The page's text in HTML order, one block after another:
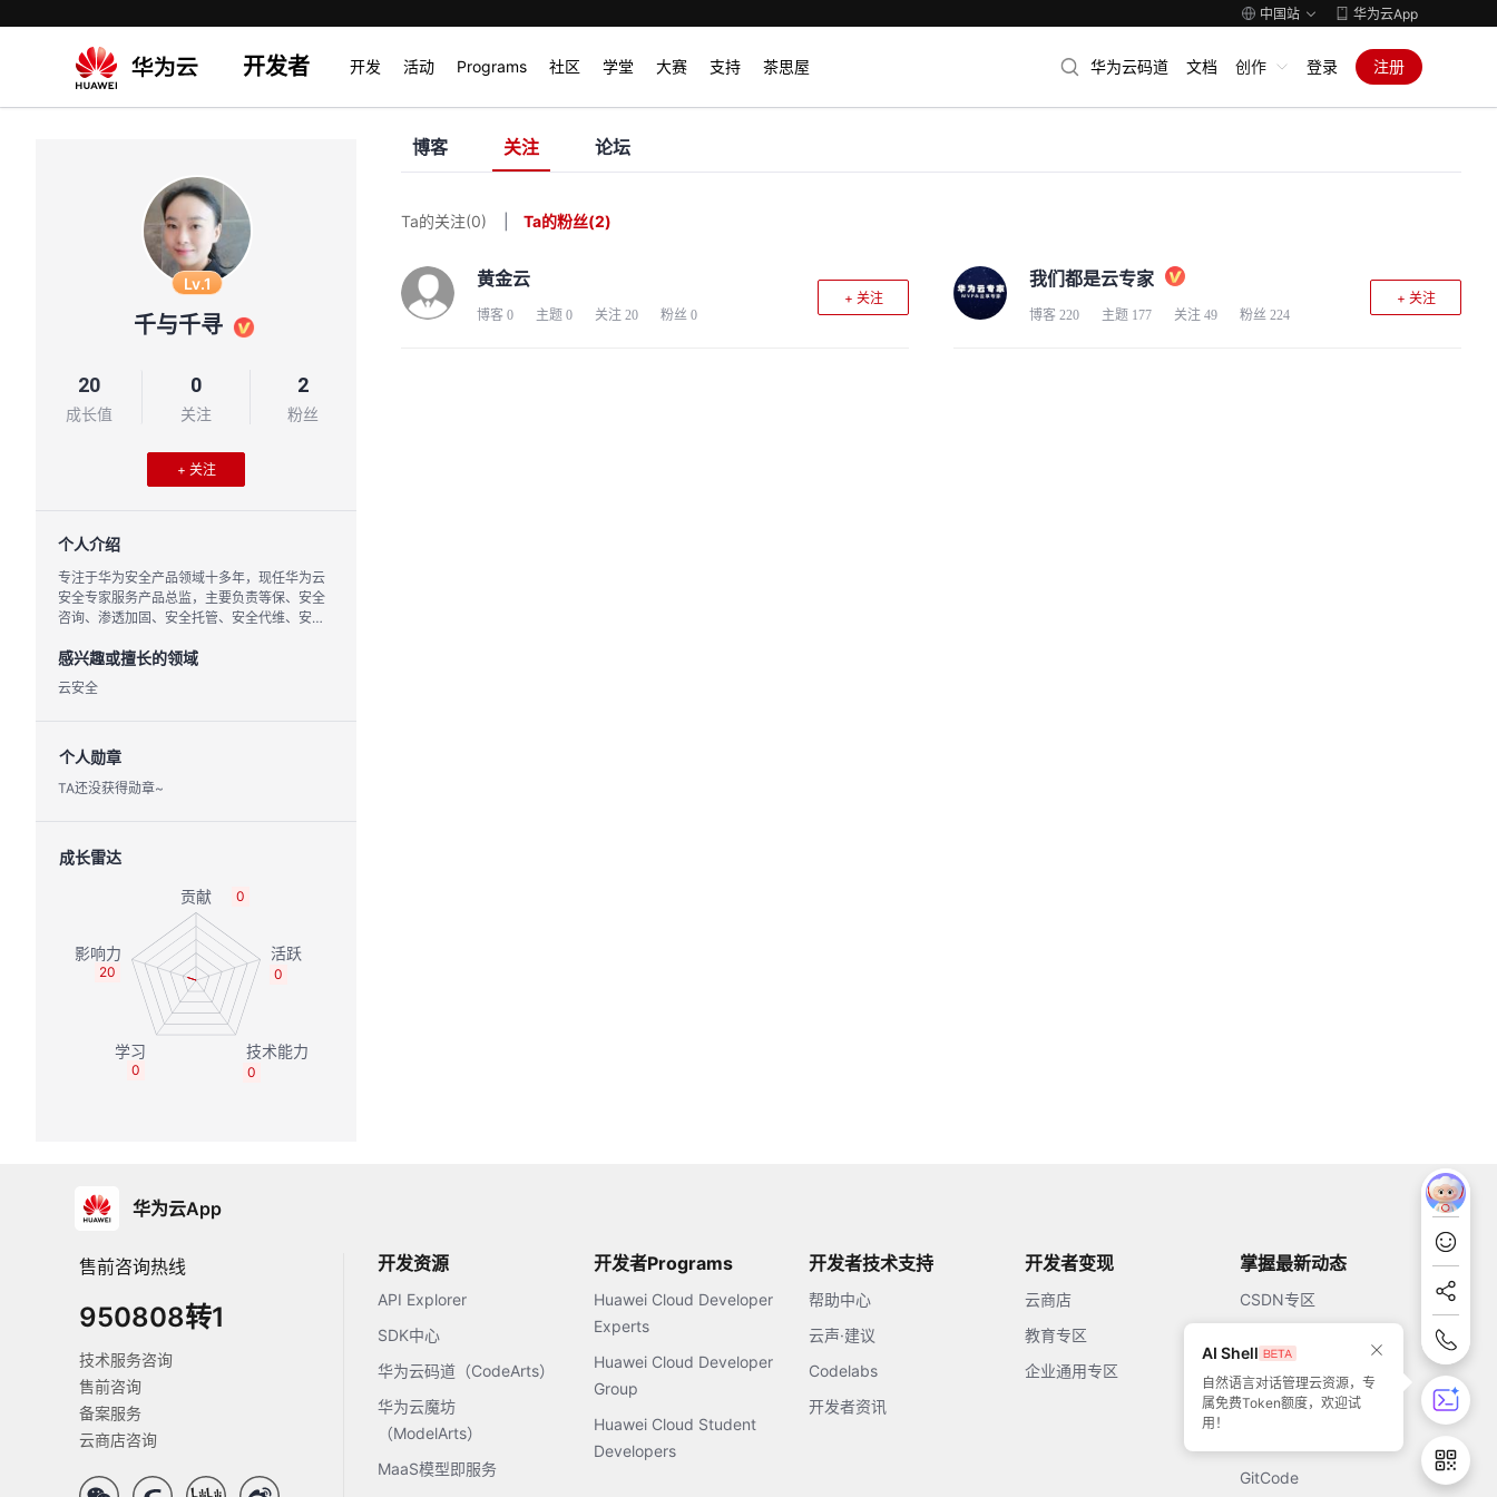
中国站 华为云App
开发者 开发 活动 Programs 社区 学堂 大赛 支持 茶思屋 华为云码道 文档 创作 登录 注册
Lv.1
千与千寻
20
成长值
0
关注
2
粉丝
+ 关注
个人介绍
专注于华为安全产品领域十多年，现任华为云
安全专家服务产品总监，主要负责等保、安全
咨询、渗透加固、安全托管、安全代维、安全
感兴趣或擅长的领域
云安全
个人勋章
TA还没获得勋章~
成长雷达
0
0
0
0
20
博客 关注 论坛
Ta的关注(0) Ta的粉丝(2)
黄金云
博客 0 主题 0 关注 20 粉丝 0
+ 关注
我们都是云专家
博客 220 主题 177 关注 49 粉丝 224
+ 关注
华为云App
售前咨询热线
950808转1
技术服务咨询
售前咨询
备案服务
云商店咨询
开发资源
API Explorer
SDK中心
华为云码道（CodeArts）
华为云魔坊
（ModelArts）
MaaS模型即服务
开发者Programs
Huawei Cloud Developer
Experts
Huawei Cloud Developer
Group
Huawei Cloud Student
Developers
开发者技术支持
帮助中心
云声·建议
Codelabs
开发者资讯
开发者变现
云商店
教育专区
企业通用专区
掌握最新动态
CSDN专区
51CTO
GitCode
AI Shell
自然语言对话管理云资源，专
属免费Token额度，欢迎试
用！